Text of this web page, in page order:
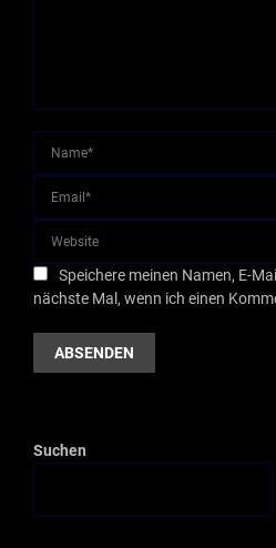
Speichere meinen Namen, E-
nächste Mal, wenn ich einen
Suchen